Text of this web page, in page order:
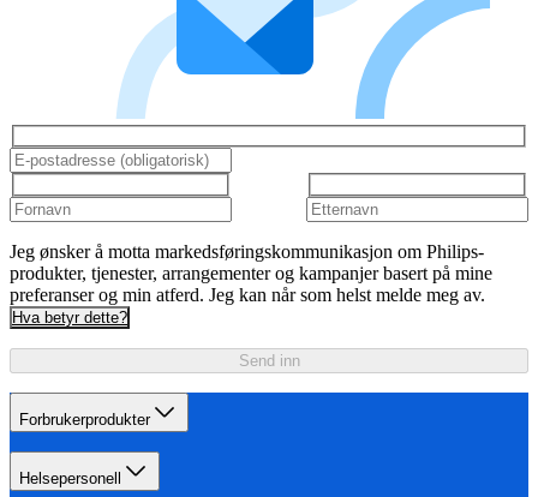
Jeg ønsker å motta markedsføringskommunikasjon om Philips-
produkter, tjenester, arrangementer og kampanjer basert på mine
preferanser og min atferd. Jeg kan når som helst melde meg av.
Hva betyr dette?
Send inn
Forbrukerprodukter
Helsepersonell